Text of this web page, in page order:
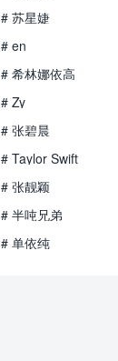
# 苏星婕
# en
# 希林娜依高
# Zy
# 张碧晨
# Taylor Swift
# 张靓颖
# 半吨兄弟
# 单依纯